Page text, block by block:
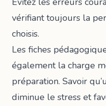
vérifiant toujours la
choisis.
Les fiches
également la charge
préparation. Savoir
diminue le stress et